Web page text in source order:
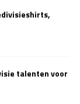
talenten voor